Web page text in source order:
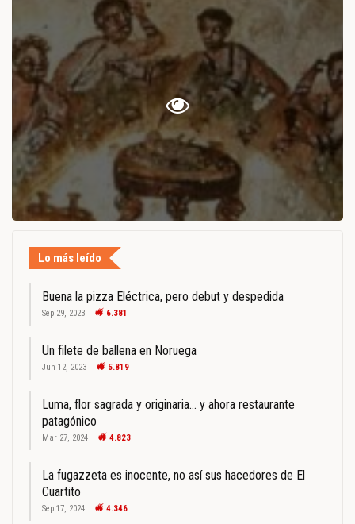
Lo más leído
Buena la pizza Eléctrica, pero debut y despedida
Sep 29, 2023 6.381
Un filete de ballena en Noruega
Jun 12, 2023 5.819
Luma, flor sagrada y originaria… y ahora restaurante
patagónico
Mar 27, 2024 4.823
La fugazzeta es inocente, no así sus hacedores de El
Cuartito
Sep 17, 2024 4.346